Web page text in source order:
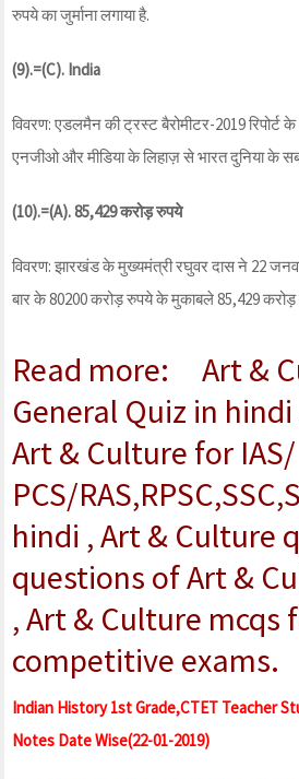
रुपये का जुर्माना लगाया है.
(9).=(C). India
विवरण: एडलमैन की ट्रस्ट बैरोमीटर-2019 रिपोर्ट
एनजीओ और मीडिया के लिहाज़ से भारत दुनिया के
(10).=(A). 85,429 करोड़ रुपये
विवरण: झारखंड के मुख्यमंत्री रघुवर दास ने 22
बार के 80200 करोड़ रुपये के मुकाबले 85,429
Read more: Art &
General Quiz in
Art & Culture for IAS/
PCS/
hindi , Art & Culture
questions of Art &
, Art & Culture mcqs
competitive exams.
Indian History 1st Grade,CTET Teacher
Notes Date Wise(22-01-2019)